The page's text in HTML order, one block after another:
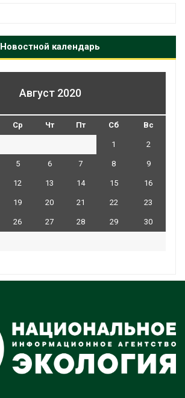
Новостной календарь
Август 2020
Ср Чт Пт Сб Вс
1 2
5 6 7 8 9
12 13 14 15 16
19 20 21 22 23
26 27 28 29 30